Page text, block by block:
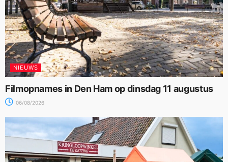
NIEUWS
Filmopnames in Den Ham op dinsdag 11 augustus
06/08/2026